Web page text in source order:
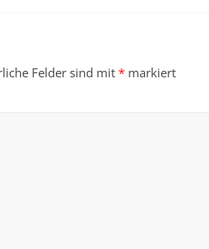
Felder sind mit * markiert